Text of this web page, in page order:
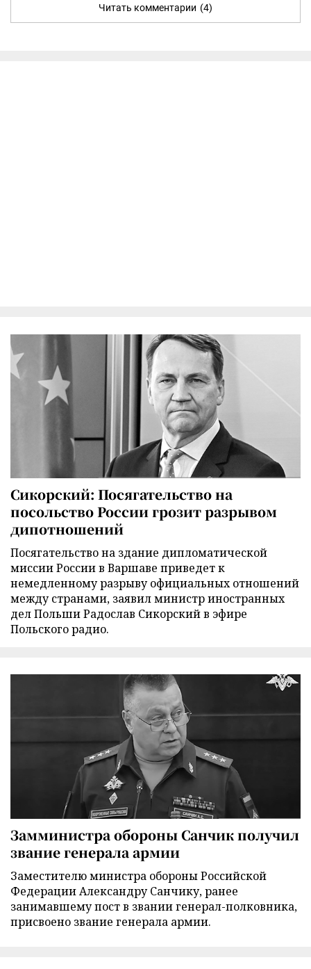
Читать комментарии (4)
Сикорский: Посягательство на
посольство России грозит разрывом
дипотношений
Посягательство на здание дипломатической
миссии России в Варшаве приведет к
немедленному разрыву официальных отношений
между странами, заявил министр иностранных
дел Польши Радослав Сикорский в эфире
Польского радио.
Замминистра обороны Санчик получил
звание генерала армии
Заместителю министра обороны Российской
Федерации Александру Санчику, ранее
занимавшему пост в звании генерал-полковника,
присвоено звание генерала армии.